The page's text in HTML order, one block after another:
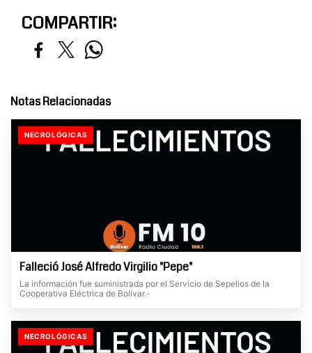
COMPARTIR:
Notas Relacionadas
NECROLÓGICAS
Falleció José Alfredo Virgilio "Pepe"
La información fue suministrada por el Servicio de Sepelios de la
Cooperativa Eléctrica de Bolívar.-
NECROLÓGICAS